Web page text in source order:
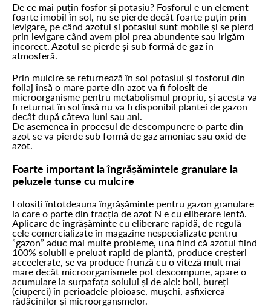
De ce mai puțin fosfor și potasiu? Fosforul e un element
foarte imobil în sol, nu se pierde decât foarte puțin prin
levigare, pe când azotul și potasiul sunt mobile și se pierd
prin levigare când avem ploi prea abundente sau irigăm
incorect. Azotul se pierde și sub formă de gaz în
atmosferă.
Prin mulcire se returnează în sol potasiul și fosforul din
foliaj însă o mare parte din azot va fi folosit de
microorganisme pentru metabolismul propriu, și acesta va
fi returnat în sol însă nu va fi disponibil plantei de gazon
decât după câteva luni sau ani.
De asemenea în procesul de descompunere o parte din
azot se va pierde sub formă de gaz amoniac sau oxid de
azot.
Foarte important la îngrășămintele granulare la
peluzele tunse cu mulcire
Folosiți întotdeauna îngrășăminte pentru gazon granulare
la care o parte din fracția de azot N e cu eliberare lentă.
Aplicare de îngrășăminte cu eliberare rapidă, de regulă
cele comercializate în magazine nespecializate pentru
”gazon” aduc mai multe probleme, una fiind că azotul fiind
100% solubil e preluat rapid de plantă, produce creșteri
acceelerate, se va produce frunză cu o viteză mult mai
mare decât microorganismele pot descompune, apare o
acumulare la surpafața solului și de aici: boli, bureți
(ciuperci) în perioadele ploioase, mușchi, asfixierea
rădăcinilor și microorgansmelor.